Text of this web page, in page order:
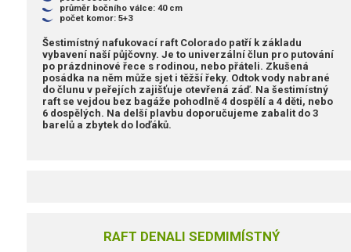
průměr bočního válce: 40 cm
počet komor: 5+3
Šestimístný nafukovací raft Colorado patří k základu
vybavení naší půjčovny. Je to univerzální člun pro putování
po prázdninové řece s rodinou, nebo přáteli. Zkušená
posádka na něm může sjet i těžší řeky. Odtok vody nabrané
do člunu v peřejích zajišťuje otevřená záď. Na šestimístný
raft se vejdou bez bagáže pohodlně 4 dospělí a 4 děti, nebo
6 dospělých. Na delší plavbu doporučujeme zabalit do 3
barelů a zbytek do loďáků.
RAFT DENALI SEDMIMÍSTNÝ